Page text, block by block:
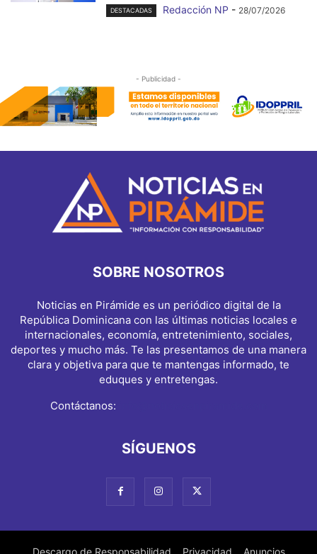
DESTACADAS Redacción NP - 28/07/2026
- Publicidad -
SOBRE NOSOTROS
Noticias en Pirámide es un periódico digital de la
República Dominicana con las últimas noticias locales e
internacionales, economía, entretenimiento, sociales,
deportes y mucho más. Te las presentamos de una manera
clara y objetiva para que te mantengas informado, te
eduques y entretengas.
Contáctanos:
SÍGUENOS
Descargo de Responsabilidad Privacidad Anuncios